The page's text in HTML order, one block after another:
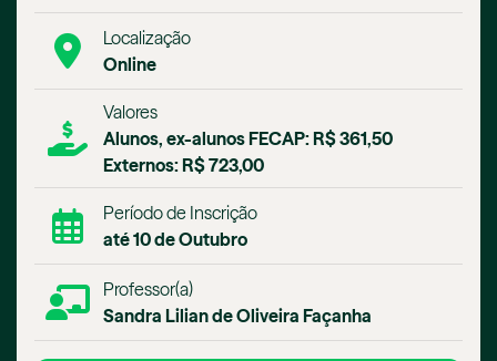
Localização
Online
Valores
Alunos, ex-alunos FECAP: R$ 361,50
Externos: R$ 723,00
Período de Inscrição
até 10 de Outubro
Professor(a)
Sandra Lilian de Oliveira Façanha